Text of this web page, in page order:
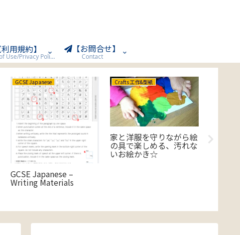
利用規約】
Terms of Use/Privacy Policy
【お問合せ】
Contact
GCSE Japanese
GCSE Japanese –
Writing Materials
Crafts 工作&型紙
家と洋服を守りながら絵
の具で楽しめる、汚れな
いお絵かき☆
GCSE